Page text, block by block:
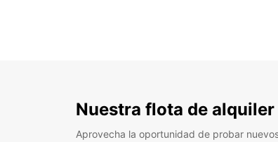
Nuestra flota de
Aprovecha la oportunidad de probar